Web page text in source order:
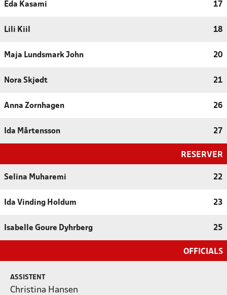
Eda Kasami 17
Lili Kiil 18
Maja Lundsmark John 20
Nora Skjødt 21
Anna Zornhagen 26
Ida Mårtensson 27
RESERVER
Selina Muharemi 22
Ida Vinding Holdum 23
Isabelle Goure Dyhrberg 25
OFFICIALS
ASSISTENT
Christina Hansen